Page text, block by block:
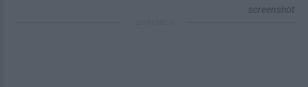
screenshot